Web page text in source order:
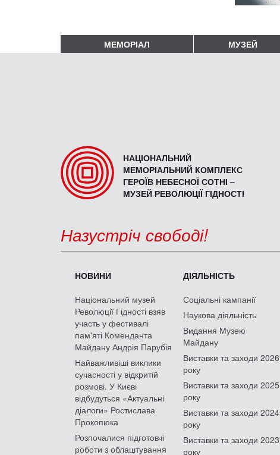
МЕМОРІАЛ МУЗЕЙ
НАЦІОНАЛЬНИЙ
МЕМОРІАЛЬНИЙ КОМПЛЕКС
ГЕРОЇВ НЕБЕСНОЇ СОТНІ –
МУЗЕЙ РЕВОЛЮЦІЇ ГІДНОСТІ
Назустріч свободі!
НОВИНИ
Національний музей
Революції Гідності взяв
участь у фестивалі
пам'яті Коменданта
Майдану Андрія Парубія
Найважливіші виклики
сучасності у відкритій
розмові. У Києві
відбудуться «Актуальні
діалоги» Ростислава
Прокопюка
Розпочалися підготовчі
роботи з облаштування
ДІЯЛЬНІСТЬ
Соціальні кампанії
Наукова діяльність
Видання Музею
Майдану
Виставки та заходи 2026
року
Виставки та заходи 2025
року
Виставки та заходи 2024
року
Виставки та заходи 2023
року